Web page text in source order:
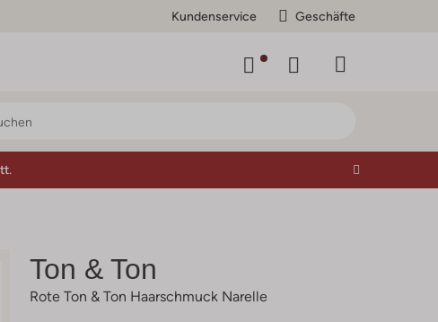
Kundenservice Geschäfte
Ton & Ton
Rote Ton & Ton Haarschmuck Narelle